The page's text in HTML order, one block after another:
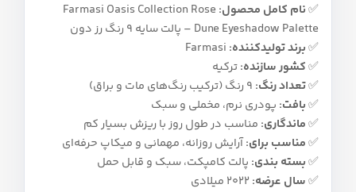
✅نام کامل محصول: Farmasi Oasis Collection Rose
Dune Eyeshadow Palette – پالت سایه 9 رنگ رز دون
✅برند تولیدکننده:
✅کشور سازنده:ترکیه
✅تعداد رنگ:
✅بافت: پودری نرم، مخملی و سبک
✅ماندگاری: مناسب در طول روز با ریزش بسیار کم
✅مناسب برای:آرایش روزانه، مهمانی و میکاپ حرفه‌ای
✅بسته‌ بندی: پالت کامپکت، سبک و قابل حمل
✅سال عرضه: